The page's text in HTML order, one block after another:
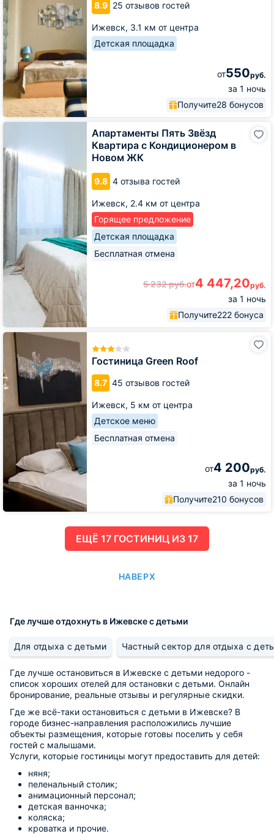
8.9 25 отзывов гостей
Ижевск, 3.1 км от центра
Детская площадка
от550руб.
за 1 ночь
Получите28 бонусов
Холмогорова
Апартаменты Пять Звёзд
Квартира с Кондиционером в
Новом ЖК
9.8 4 отзыва гостей
Ижевск, 2.4 км от центра
Горящее предложение
Детская площадка
Бесплатная отмена
5 232руб.от4 447,20руб.
за 1 ночь
Получите222 бонуса
Апартаменты
Звёзд
Квартира
Кондиционером
в
Новом
ЖК
Гостиница Green Roof
8.7 45 отзывов гостей
Ижевск, 5 км от центра
Детское меню
Бесплатная отмена
от4 200руб.
за 1 ночь
Получите210 бонусов
Гостиница
Green
Roof
ЕЩË 17 ГОСТИНИЦ ИЗ 17
НАВЕРХ
Где лучше отдохнуть в Ижевске с детьми
Для отдыха с детьми Частный сектор для отдыха с
Где лучше остановиться в Ижевске с детьми недорого -
список хороших отелей для остановки с детьми. Онлайн
бронирование, реальные отзывы и регулярные скидки.
Где же всё-таки остановиться с детьми в Ижевске? В
городе бизнес-направления расположились лучшие
объекты размещения, которые готовы поселить у себя
гостей с малышами.
Услуги, которые гостиницы могут предоставить для детей:
няня;
пеленальный столик;
анимационный персонал;
детская ванночка;
коляска;
кроватка и прочие.